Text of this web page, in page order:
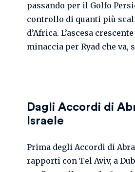
passando per il Golfo
controllo di quanti più
d’Africa. L’ascesa
minaccia per Ryad che va,
Dagli Accordi di
Israele
Prima degli Accordi di
rapporti con Tel Aviv, a